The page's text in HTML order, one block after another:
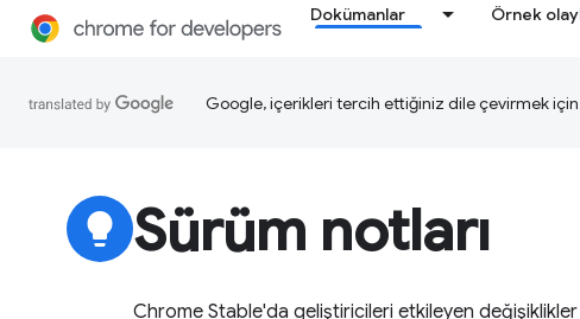
Dokümanlar Örnek
Google, içerikleri tercih ettiğiniz dile çevirmek
lightbulb Sürüm notları
Chrome Stable'da geliştiricileri etkileyen değişiklikler